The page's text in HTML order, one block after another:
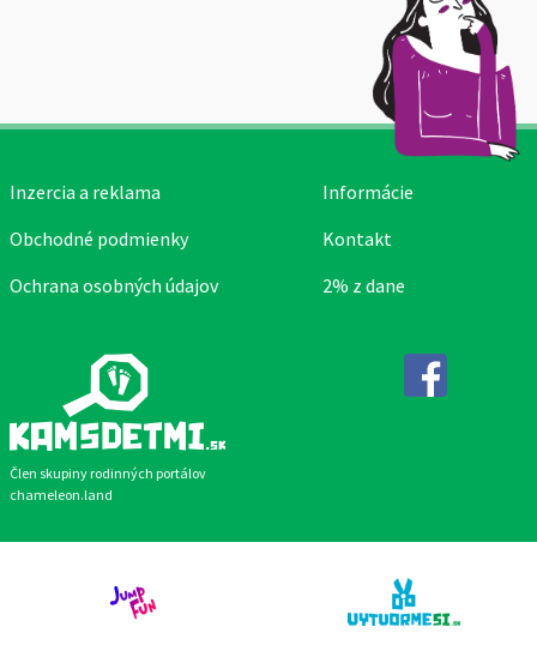
Člen skupiny rodinných portálov
chameleon.land
Inzercia a reklama
Obchodné podmienky
Ochrana osobných údajov
Informácie
Kontakt
2% z dane